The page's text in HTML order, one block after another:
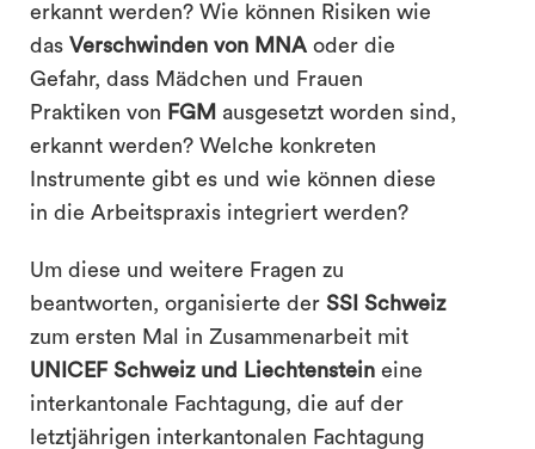
erkannt werden? Wie können Risiken wie
das Verschwinden von MNAoder die
Gefahr, dass Mädchen und Frauen
Praktiken von FGM ausgesetzt worden sind,
erkannt werden? Welche konkreten
Instrumente gibt es und wie können diese
in die Arbeitspraxis integriert werden?
Um diese und weitere Fragen zu
beantworten, organisierte der SSI Schweiz
zum ersten Mal in Zusammenarbeit mit
UNICEF Schweiz und Liechtensteineine
interkantonale Fachtagung, die auf der
letztjährigen interkantonalen Fachtagung